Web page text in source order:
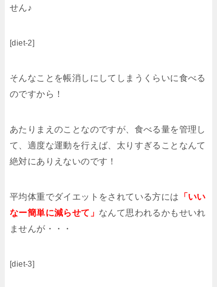
せん♪
[diet-2]
そんなことを帳消しにしてしまうくらいに食べる
のですから！
あたりまえのことなのですが、食べる量を管理し
て、適度な運動を行えば、太りすぎることなんて
絶対にありえないのです！
平均体重でダイエットをされている方には 「いい
なー簡単に減らせて」 なんて思われるかもせいれ
ませんが・・・
[diet-3]